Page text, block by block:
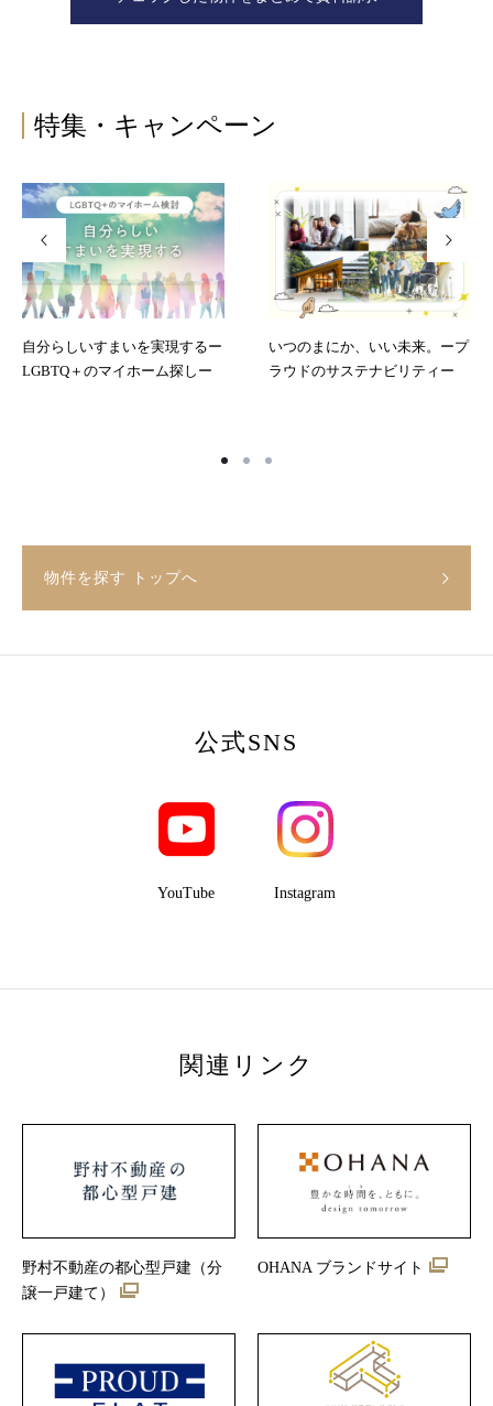
特集・キャンペーン
自分らしいすまいを実現するー
LGBTQ＋のマイホーム探しー
いつのまにか、いい未来。ープ
ラウドのサステナビリティー
物件を探す トップへ
公式SNS
YouTube Instagram
関連リンク
野村不動産の都心型戸建（分
譲一戸建て）
OHANA ブランドサイト